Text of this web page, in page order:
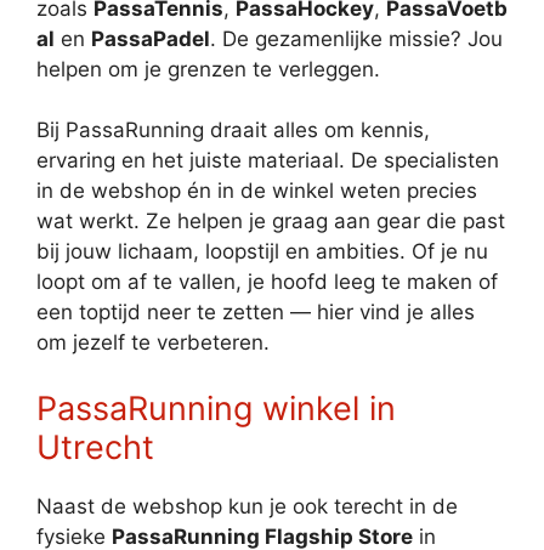
zoals PassaTennis, PassaHockey, PassaVoetb
al en PassaPadel. De gezamenlijke missie? Jou
helpen om je grenzen te verleggen.
Bij PassaRunning draait alles om kennis,
ervaring en het juiste materiaal. De specialisten
in de webshop én in de winkel weten precies
wat werkt. Ze helpen je graag aan gear die past
bij jouw lichaam, loopstijl en ambities. Of je nu
loopt om af te vallen, je hoofd leeg te maken of
een toptijd neer te zetten — hier vind je alles
om jezelf te verbeteren.
PassaRunning winkel in
Utrecht
Naast de webshop kun je ook terecht in de
fysieke PassaRunning Flagship Store in